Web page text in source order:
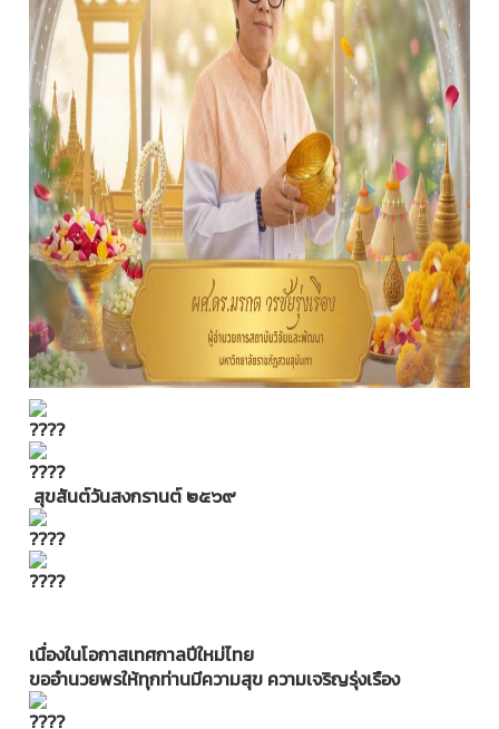
สุขสันต์วันสงกรานต์ ๒๕๖๙
เนื่องในโอกาสเทศกาลปีใหม่ไทย
ขออำนวยพรให้ทุกท่านมีความสุข ความเจริญรุ่งเรือง